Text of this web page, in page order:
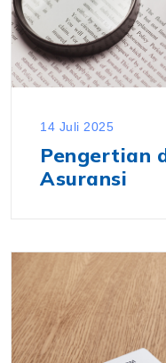
14 Juli 2025
Pengertian
Asuransi